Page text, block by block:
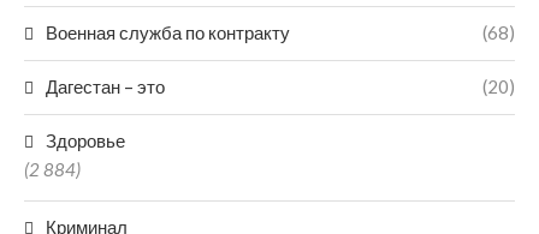
Военная служба по контракту (68)
Дагестан – это (20)
Здоровье
(2 884)
Криминал